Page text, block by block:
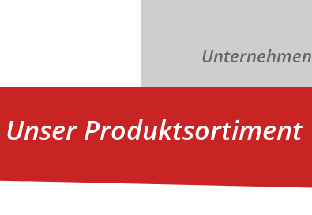
Unternehmen
Unser Produktsortiment